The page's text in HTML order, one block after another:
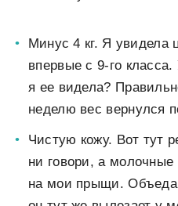
Минус 4 кг. Я увидела
впервые с 9-го класса.
я ее видела?
неделю вес вернулся
Чистую кожу. Вот тут
ни говори, а
на мои прыщи.